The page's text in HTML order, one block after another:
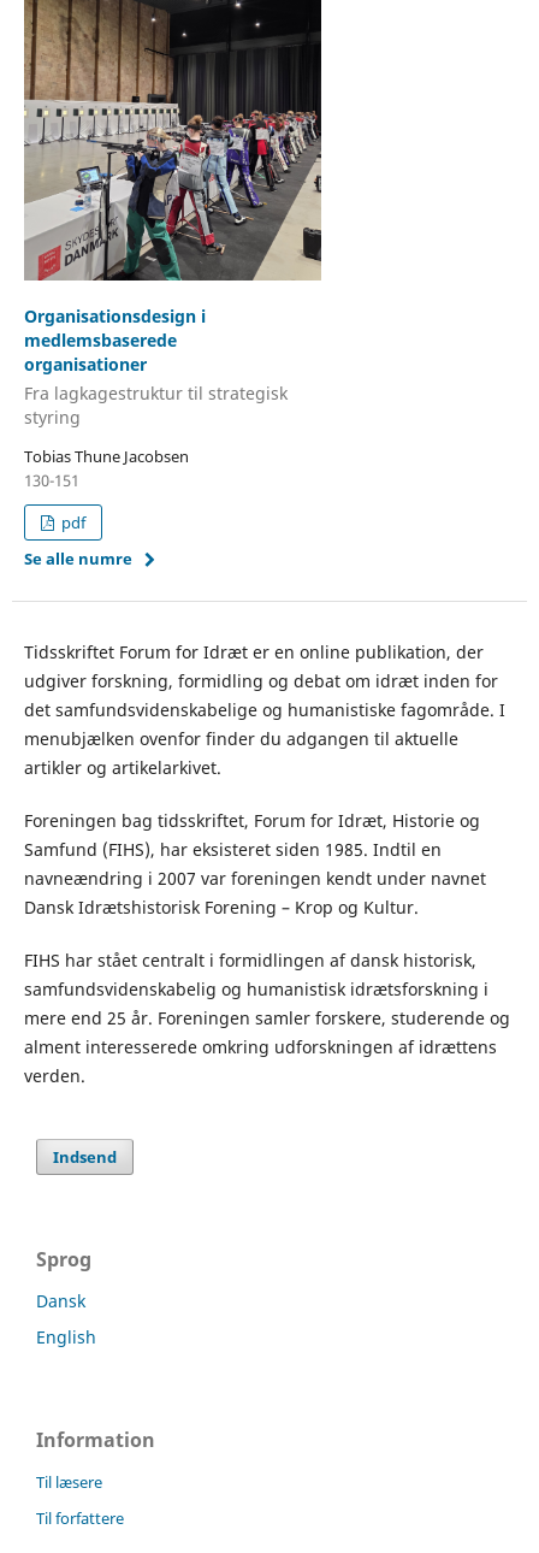
Organisationsdesign i
medlemsbaserede
organisationer
Fra lagkagestruktur til strategisk
styring
Tobias Thune Jacobsen
130-151
pdf
Se alle numre
Tidsskriftet Forum for Idræt er en online publikation, der
udgiver forskning, formidling og debat om idræt inden for
det samfundsvidenskabelige og humanistiske fagområde. I
menubjælken ovenfor finder du adgangen til aktuelle
artikler og artikelarkivet.
Foreningen bag tidsskriftet, Forum for Idræt, Historie og
Samfund (FIHS), har eksisteret siden 1985. Indtil en
navneændring i 2007 var foreningen kendt under navnet
Dansk Idrætshistorisk Forening – Krop og Kultur.
FIHS har stået centralt i formidlingen af dansk historisk,
samfundsvidenskabelig og humanistisk idrætsforskning i
mere end 25 år. Foreningen samler forskere, studerende og
alment interesserede omkring udforskningen af idrættens
verden.
Indsend
Sprog
Dansk
English
Information
Til læsere
Til forfattere